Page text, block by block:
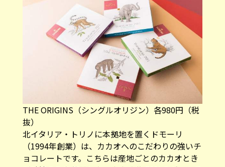
​THE ORIGINS（シングルオリジン）各980円（税
抜）​
北イタリア・トリノに本拠地を置くドモーリ
（1994年創業）は、カカオへのこだわりの強いチ
ョコレートです。こちらは産地ごとのカカオとき